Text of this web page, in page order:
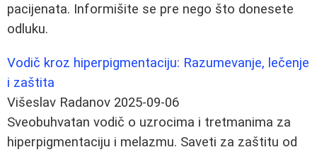
pacijenata. Informišite se pre nego što donesete
odluku.
Vodič kroz hiperpigmentaciju: Razumevanje, lečenje
i zaštita
Višeslav Radanov 2025-09-06
Sveobuhvatan vodič o uzrocima i tretmanima za
hiperpigmentaciju i melazmu. Saveti za zaštitu od